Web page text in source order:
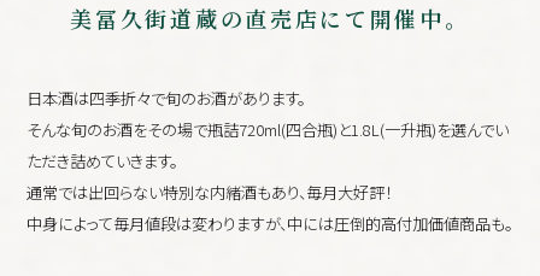
美冨久街道蔵の直売店にて開催中。
日本酒は四季折々で旬のお酒があります。
そんな旬のお酒をその場で瓶詰720ml(四合瓶)と1.8L(一升瓶)を選んでい
ただき詰めていきます。
通常では出回らない特別な内緒酒もあり、毎月大好評！
中身によって毎月値段は変わりますが、中には圧倒的高付加価値商品も。